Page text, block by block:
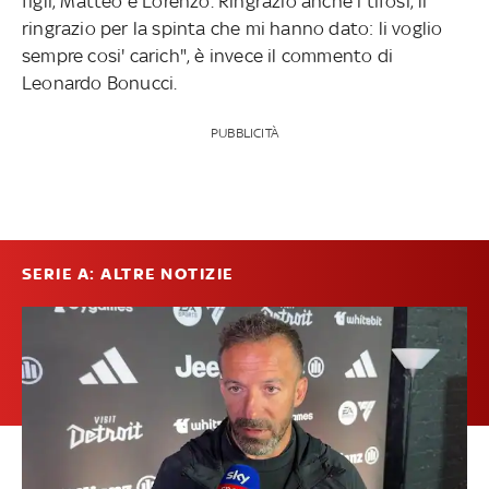
ringrazio per la spinta che mi hanno dato: li voglio
sempre cosi' carich", è invece il commento di
Leonardo Bonucci.
PUBBLICITÀ
SERIE A: ALTRE NOTIZIE